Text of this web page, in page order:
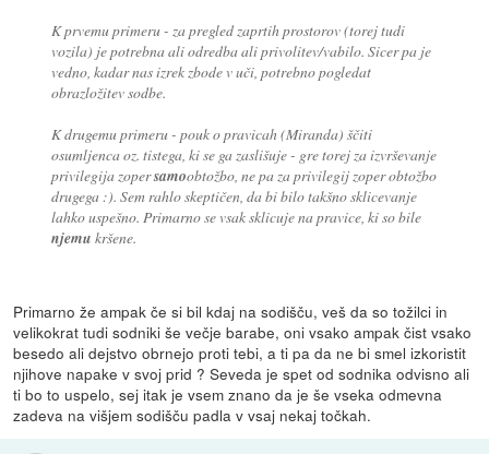
K prvemu primeru - za pregled zaprtih prostorov (torej tudi
vozila) je potrebna ali odredba ali privolitev/vabilo. Sicer pa je
vedno, kadar nas izrek zbode v uči, potrebno pogledat
obrazložitev sodbe.
K drugemu primeru - pouk o pravicah (Miranda) ščiti
osumljenca oz. tistega, ki se ga zaslišuje - gre torej za izvrševanje
privilegija zopersamoobtožbo, ne pa za privilegij zoper obtožbo
drugega :). Sem rahlo skeptičen, da bi bilo takšno sklicevanje
lahko uspešno. Primarno se vsak sklicuje na pravice, ki so bile
njemu kršene.
Primarno že ampak če si bil kdaj na sodišču, veš da so tožilci in
velikokrat tudi sodniki še večje barabe, oni vsako ampak čist vsako
besedo ali dejstvo obrnejo proti tebi, a ti pa da ne bi smel izkoristit
njihove napake v svoj prid ? Seveda je spet od sodnika odvisno ali
ti bo to uspelo, sej itak je vsem znano da je še vseka odmevna
zadeva na višjem sodišču padla v vsaj nekaj točkah.